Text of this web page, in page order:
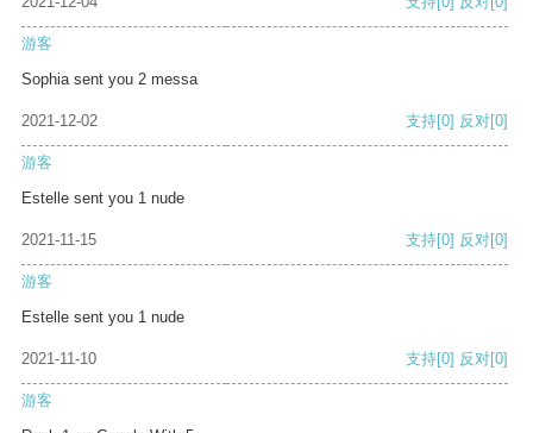
游客
Sophia sent you 2 messa
2021-12-02 支持[0] 反对[0]
游客
Estelle sent you 1 nude
2021-11-15 支持[0] 反对[0]
游客
Estelle sent you 1 nude
2021-11-10 支持[0] 反对[0]
游客